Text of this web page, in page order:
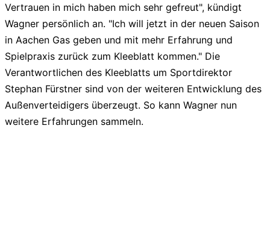
Vertrauen in mich haben mich sehr gefreut", kündigt
Wagner persönlich an. "Ich will jetzt in der neuen Saison
in Aachen Gas geben und mit mehr Erfahrung und
Spielpraxis zurück zum Kleeblatt kommen." Die
Verantwortlichen des Kleeblatts um Sportdirektor
Stephan Fürstner sind von der weiteren Entwicklung des
Außenverteidigers überzeugt. So kann Wagner nun
weitere Erfahrungen sammeln.